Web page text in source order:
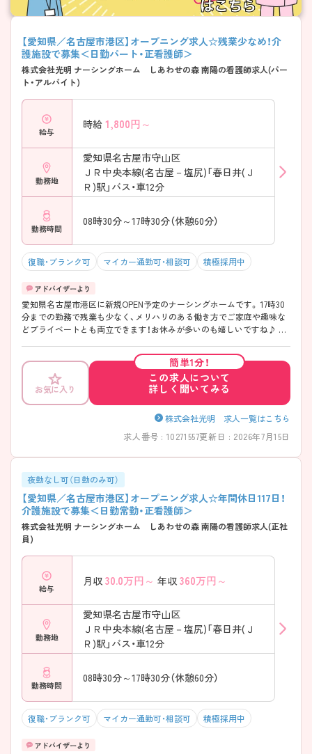
【愛知県／名古屋市港区】オープニング求人☆残業少なめ！介
護施設で募集＜日勤パート・正看護師＞
株式会社光明 ナーシングホーム しあわせの森 南陽の看護師求人(パー
ト・アルバイト)
給与
時給 1,800円～
勤務地
愛知県名古屋市守山区
ＪＲ中央本線(名古屋－塩尻)「春日井(Ｊ
Ｒ)駅」バス・車12分
勤務時間
08時30分～17時30分（休憩60分）
復職・ブランク可 マイカー通勤可・相談可 積極採用中
愛知県名古屋市港区に新規OPEN予定のナーシングホームです。 17時30
分までの勤務で残業も少なく、メリハリのある働き方でご家庭や趣味な
どプライベートとも両立できます！お休みが多いのも嬉しいですね♪ ご
お気に入り
簡単1分！
この求人について
詳しく聞いてみる
株式会社光明 求人一覧はこちら
求人番号 : 10271557更新日 : 2026年7月15日
夜勤なし可（日勤のみ可）
【愛知県／名古屋市港区】オープニング求人☆年間休日117日！
介護施設で募集＜日勤常勤・正看護師＞
株式会社光明 ナーシングホーム しあわせの森 南陽の看護師求人(正社
員)
給与
月収 30.0万円～ 年収 360万円～
勤務地
愛知県名古屋市守山区
ＪＲ中央本線(名古屋－塩尻)「春日井(Ｊ
Ｒ)駅」バス・車12分
勤務時間
08時30分～17時30分（休憩60分）
復職・ブランク可 マイカー通勤可・相談可 積極採用中